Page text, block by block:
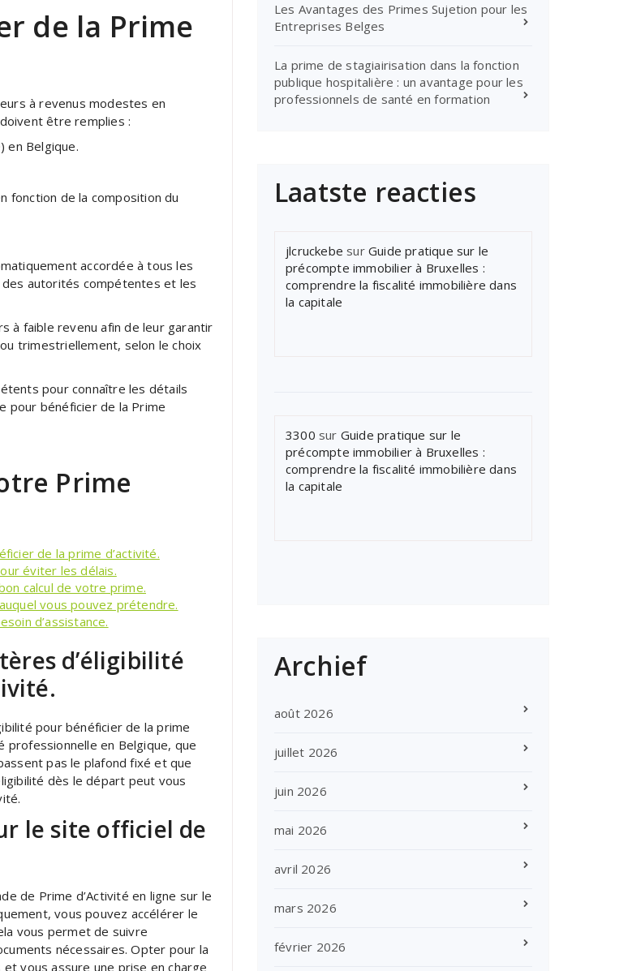
de la Prime
à revenus modestes en
être remplies :
en Belgique.
fonction de la composition du
accordée à tous les
autorités compétentes et les
à faible revenu afin de leur garantir
trimestriellement, selon le choix
pour connaître les détails
pour bénéficier de la Prime
Prime
de la prime d’activité.
éviter les délais.
calcul de votre prime.
vous pouvez prétendre.
d’assistance.
d’éligibilité
pour bénéficier de la prime
professionnelle en Belgique, que
pas le plafond fixé et que
dès le départ peut vous
le site officiel de
de Prime d’Activité en ligne sur le
vous pouvez accélérer le
vous permet de suivre
nécessaires. Opter pour la
vous assure une prise en charge
Les Avantages des Primes Sujetion pour les
Entreprises Belges
La prime de stagiairisation dans la fonction
publique hospitalière : un avantage pour les
professionnels de santé en formation
Laatste reacties
jlcruckebe sur Guide pratique sur le
précompte immobilier à Bruxelles :
comprendre la fiscalité immobilière dans
la capitale
3300 sur Guide pratique sur le
précompte immobilier à Bruxelles :
comprendre la fiscalité immobilière dans
la capitale
Archief
août 2026
juillet 2026
juin 2026
mai 2026
avril 2026
mars 2026
février 2026